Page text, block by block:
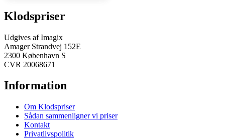
Klodspriser
Udgives af Imagix
Amager Strandvej 152E
2300 København S
CVR 20068671
Information
Om Klodspriser
Sådan sammenligner vi priser
Kontakt
Privatlivspolitik